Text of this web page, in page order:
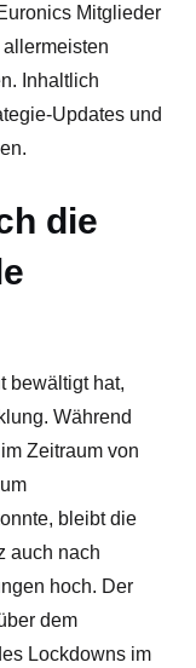
Mitglieder
Inhaltlich
Updates und
die
bewältigt hat,
Während
Zeitraum von
bleibt die
auch nach
hoch. Der
dem
Lockdowns im